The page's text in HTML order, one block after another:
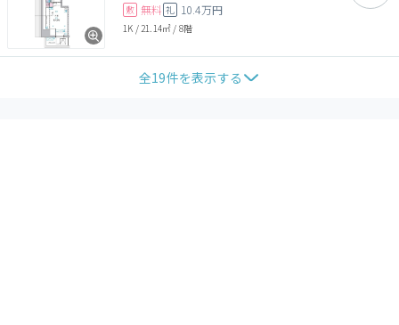
敷 無料 礼 10.4万円
1K / 21.14㎡ / 8階
全19件を表示する